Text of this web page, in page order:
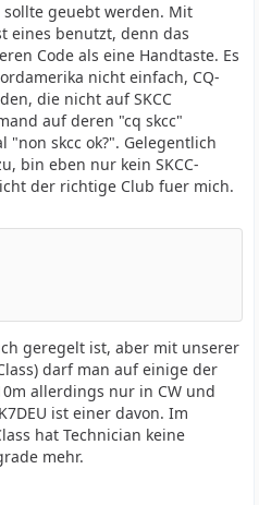
geuebt werden. Mit
eines benutzt, denn das
Code als eine Handtaste. Es
nicht einfach, CQ-
die nicht auf SKCC
auf deren "cq skcc"
skcc ok?". Gelegentlich
bin eben nur kein SKCC-
der richtige Club fuer mich.
geregelt ist, aber mit unserer
darf man auf einige der
allerdings nur in CW und
ist einer davon. Im
hat Technician keine
mehr.